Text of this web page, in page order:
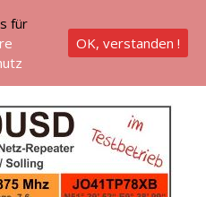
für
OK, verstanden !